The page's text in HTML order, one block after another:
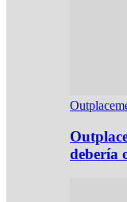
debería